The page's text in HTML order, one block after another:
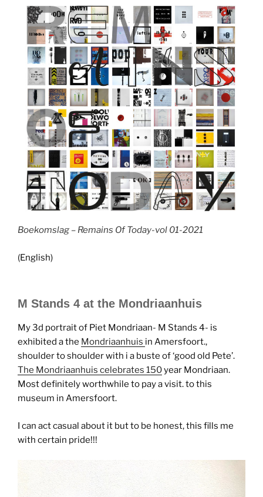
Boekomslag – Remains Of Today-vol 01-2021
(English)
M Stands 4 at the Mondriaanhuis
My 3d portrait of Piet Mondriaan- M Stands 4- is
exhibited a the Mondriaanhuis in Amersfoort.,
shoulder to shoulder with i a buste of ‘good old Pete’.
The Mondriaanhuis celebrates 150year Mondriaan.
Most definitely worthwhile to pay a visit. to this
museum in Amersfoort.
I can act casual about it but to be honest, this fills me
with certain pride!!!